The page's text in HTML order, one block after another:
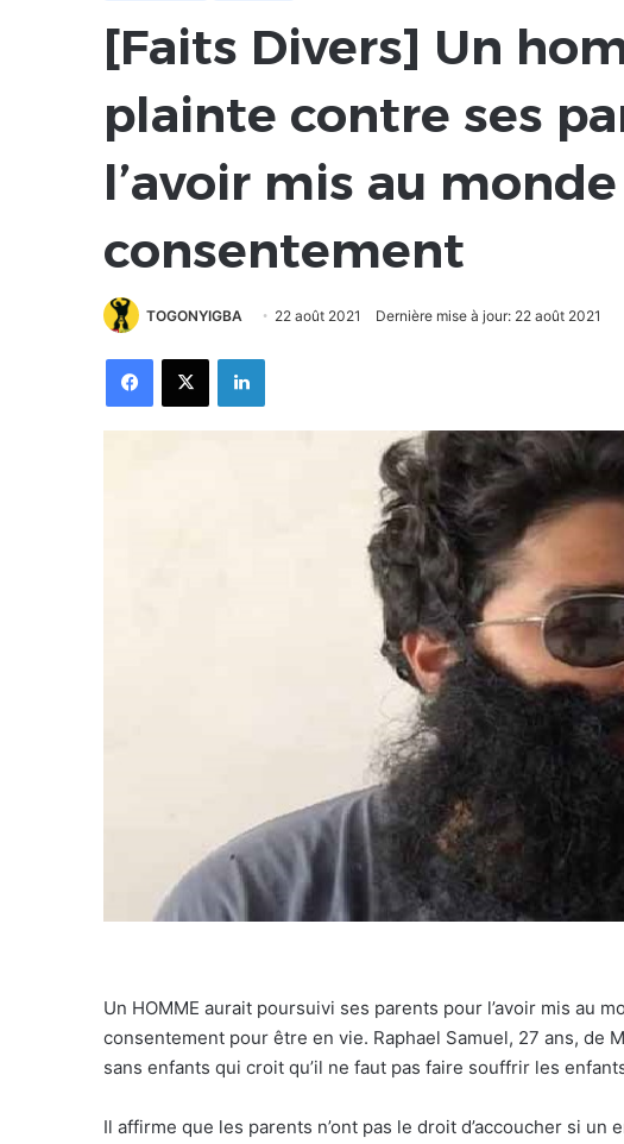
[Faits Divers] Un
plainte contre ses
l’avoir mis au
consentement
TOGONYIGBA 22 août 2021 Dernière mise à jour: 22 août 2021
FacebookX Linkedin
Un HOMME aurait poursuivi ses parents pour l’avoir mis au
consentement pour être en vie. Raphael Samuel, 27 ans, de
sans enfants qui croit qu’il ne faut pas faire souffrir les
Il affirme que les parents n’ont pas le droit d’accoucher si un